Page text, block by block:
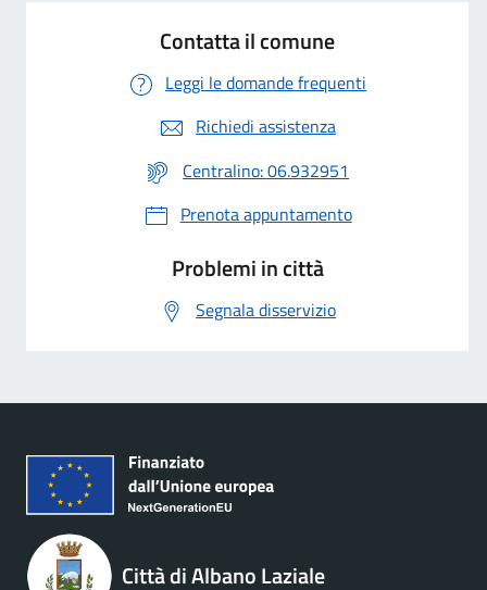
Contatta il comune
Leggi le domande frequenti
Richiedi assistenza
Centralino: 06.932951
Prenota appuntamento
Problemi in città
Segnala disservizio
Città di Albano Laziale